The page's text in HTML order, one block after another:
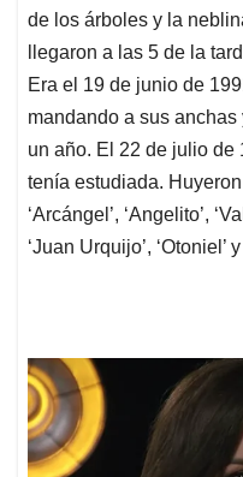
de los árboles y la
llegaron a las 5 de la
Era el 19 de junio de
mandando a sus
un año. El 22 de julio de
tenía estudiada.
‘Arcángel’, ‘Angelito’,
‘Juan Urquijo’, ‘Otoniel’ y